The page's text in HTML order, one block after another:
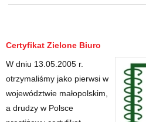
Certyfikat Zielone Biuro
W dniu 13.05.2005 r.
otrzymaliśmy jako pierwsi w
województwie małopolskim,
a drudzy w Polsce